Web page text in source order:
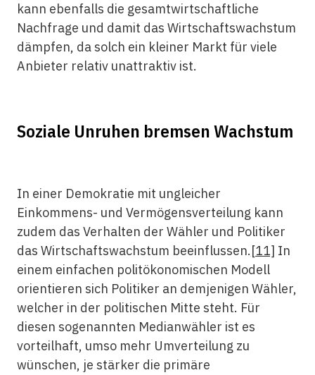
kann ebenfalls die gesamtwirtschaftliche
Nachfrage und damit das Wirtschaftswachstum
dämpfen, da solch ein kleiner Markt für viele
Anbieter relativ unattraktiv ist.
Soziale Unruhen bremsen Wachstum
In einer Demokratie mit ungleicher
Einkommens- und Vermögensverteilung kann
zudem das Verhalten der Wähler und Politiker
das Wirtschaftswachstum beeinflussen.[11] In
einem einfachen politökonomischen Modell
orientieren sich Politiker an demjenigen Wähler,
welcher in der politischen Mitte steht. Für
diesen sogenannten Medianwähler ist es
vorteilhaft, umso mehr Umverteilung zu
wünschen, je stärker die primäre